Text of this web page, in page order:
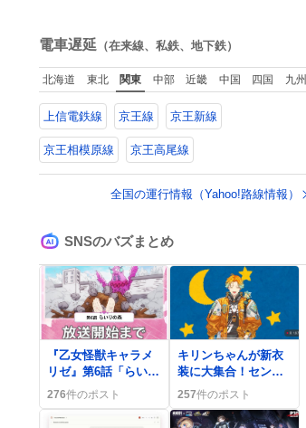
数
数
電車遅延 （在来線、私鉄、地下鉄）
北海道 東北 関東 中部 近畿 中国 四国 九州
上信電鉄線 京王線 京王新線
京王相模原線 京王高尾線
全国の運行情報（Yahoo!路線情報）
SNSのバズまとめ
『乙女怪獣キャラメ
リゼ』第6話「らいり
の森」放送で「らい
り回最高」歓喜の声
276件のポスト
キリンちゃんが新衣
装に大集合！センタ
ーパートヘアが可愛
すぎてファン歓喜
257件のポスト